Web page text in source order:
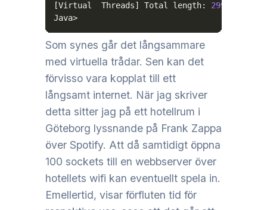
[Virtual  Threads] Total length: 2993900
Java>
Som synes går det långsammare
med virtuella trådar. Sen kan det
förvisso vara kopplat till ett
långsamt internet. När jag skriver
detta sitter jag på ett hotellrum i
Göteborg lyssnande på Frank Zappa
över Spotify. Att då samtidigt öppna
100 sockets till en webbserver över
hotellets wifi kan eventuellt spela in.
Emellertid, visar förfluten tid för